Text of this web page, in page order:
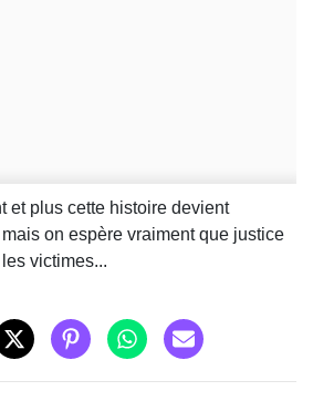
et plus cette histoire devient
on espère vraiment que justice
victimes...